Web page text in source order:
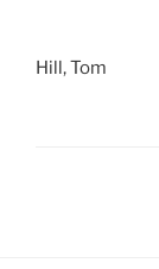
Hill, Tom